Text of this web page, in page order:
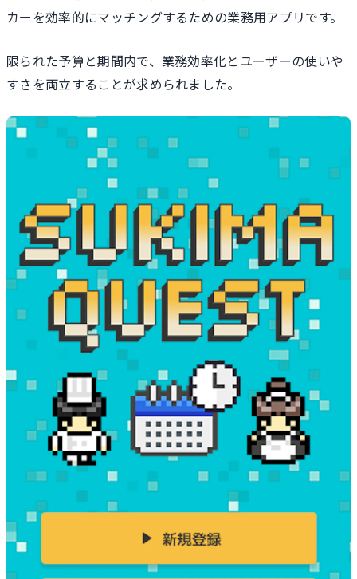
カーを効率的にマッチングするための業務用アプリです。
限られた予算と期間内で、業務効率化とユーザーの使いや
すさを両立することが求められました。